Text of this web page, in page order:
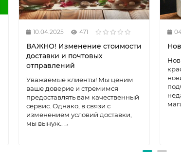
10.04.2025 471
ВАЖНО! Изменение стоимости
доставки и почтовых
отправлений
Уважаемые клиенты! Мы ценим
ваше доверие и стремимся
предоставлять вам качественный
сервис. Однако, в связи с
изменением условий доставки,
мы вынуж.. →